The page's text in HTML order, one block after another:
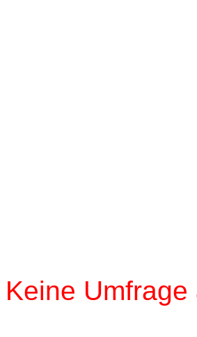
Keine Umfrage